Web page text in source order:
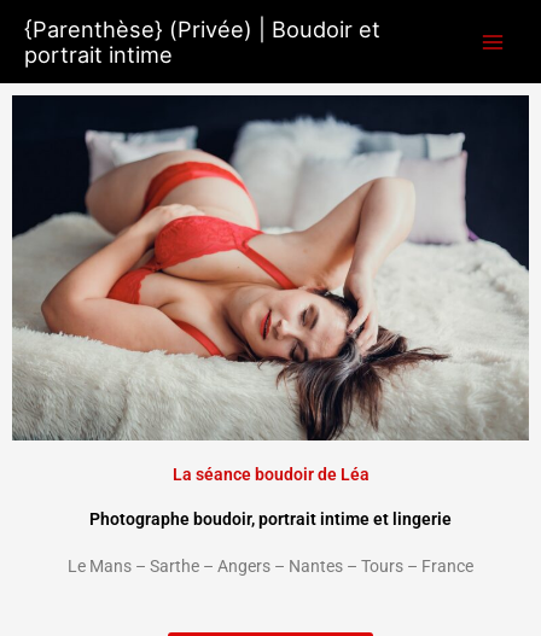
contenu
{Parenthèse} (Privée) | Boudoir et
portrait intime
La séance boudoir de Léa
Photographe boudoir, portrait intime et lingerie
Le Mans – Sarthe – Angers – Nantes – Tours – France